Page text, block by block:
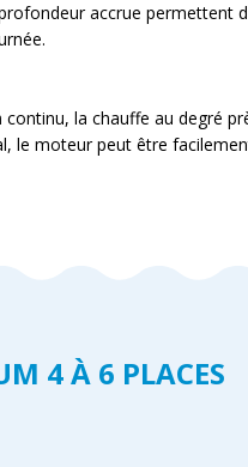
accrue permettent
la chauffe au degré
le moteur peut être
4 À 6 PLACES